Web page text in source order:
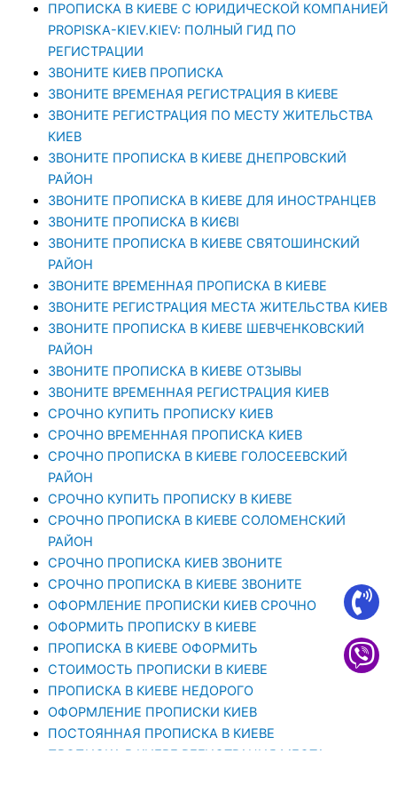
ПРОПИСКА В КИЕВЕ С ЮРИДИЧЕСКОЙ КОМПАНИЕЙ
PROPISKA-KIEV.KIEV: ПОЛНЫЙ ГИД ПО
РЕГИСТРАЦИИ
ЗВОНИТЕ КИЕВ ПРОПИСКА
ЗВОНИТЕ ВРЕМЕНАЯ РЕГИСТРАЦИЯ В КИЕВЕ
ЗВОНИТЕ РЕГИСТРАЦИЯ ПО МЕСТУ ЖИТЕЛЬСТВА
КИЕВ
ЗВОНИТЕ ПРОПИСКА В КИЕВЕ ДНЕПРОВСКИЙ
РАЙОН
ЗВОНИТЕ ПРОПИСКА В КИЕВЕ ДЛЯ ИНОСТРАНЦЕВ
ЗВОНИТЕ ПРОПИСКА В КИЄВІ
ЗВОНИТЕ ПРОПИСКА В КИЕВЕ СВЯТОШИНСКИЙ
РАЙОН
ЗВОНИТЕ ВРЕМЕННАЯ ПРОПИСКА В КИЕВЕ
ЗВОНИТЕ РЕГИСТРАЦИЯ МЕСТА ЖИТЕЛЬСТВА КИЕВ
ЗВОНИТЕ ПРОПИСКА В КИЕВЕ ШЕВЧЕНКОВСКИЙ
РАЙОН
ЗВОНИТЕ ПРОПИСКА В КИЕВЕ ОТЗЫВЫ
ЗВОНИТЕ ВРЕМЕННАЯ РЕГИСТРАЦИЯ КИЕВ
СРОЧНО КУПИТЬ ПРОПИСКУ КИЕВ
СРОЧНО ВРЕМЕННАЯ ПРОПИСКА КИЕВ
СРОЧНО ПРОПИСКА В КИЕВЕ ГОЛОСЕЕВСКИЙ
РАЙОН
СРОЧНО КУПИТЬ ПРОПИСКУ В КИЕВЕ
CРОЧНО ПРОПИСКА В КИЕВЕ СОЛОМЕНСКИЙ
РАЙОН
СРОЧНО ПРОПИСКА КИЕВ ЗВОНИТЕ
СРОЧНО ПРОПИСКА В КИЕВЕ ЗВОНИТЕ
ОФОРМЛЕНИЕ ПРОПИСКИ КИЕВ СРОЧНО
ОФОРМИТЬ ПРОПИСКУ В КИЕВЕ
ПРОПИСКА В КИЕВЕ ОФОРМИТЬ
СТОИМОСТЬ ПРОПИСКИ В КИЕВЕ
ПРОПИСКА В КИЕВЕ НЕДОРОГО
ОФОРМЛЕНИЕ ПРОПИСКИ КИЕВ
ПОСТОЯННАЯ ПРОПИСКА В КИЕВЕ
ПРОПИСКА В КИЕВЕ РЕГИСТРАЦИЯ МЕСТА